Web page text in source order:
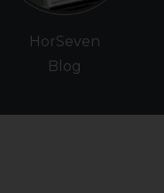
HorSeven
Blog